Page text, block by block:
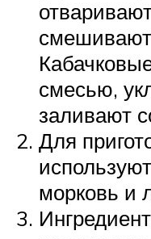
смесью,
заливают
Для
морковь и